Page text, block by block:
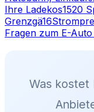
Ihre Ladekos1520
Grenzgä16
Fragen zum E-Auto
Was kostet